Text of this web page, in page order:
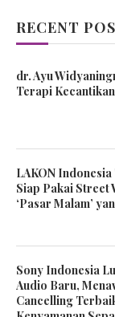
RECENT
dr. Ayu
Terapi
LAKON
Siap Pakai Street
‘Pasar Malam’
Sony Indonesia
Audio Baru,
Cancelling